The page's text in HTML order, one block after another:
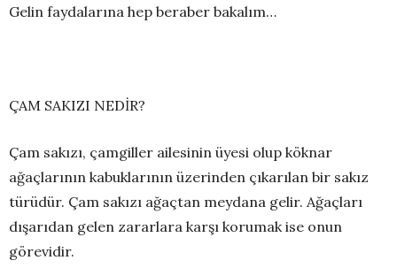
Gelin faydalarına hep beraber bakalım…
ÇAM SAKIZI NEDİR?
Çam sakızı, çamgiller ailesinin üyesi olup köknar
ağaçlarının kabuklarının üzerinden çıkarılan bir sakız
türüdür. Çam sakızı ağaçtan meydana gelir. Ağaçları
dışarıdan gelen zararlara karşı korumak ise onun
görevidir.